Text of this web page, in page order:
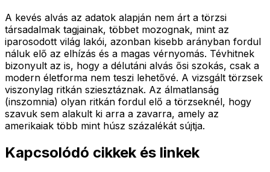
A kevés alvás az adatok alapján nem árt a törzsi
társadalmak tagjainak, többet mozognak, mint az
iparosodott világ lakói, azonban kisebb arányban fordul
náluk elő az elhízás és a magas vérnyomás. Tévhitnek
bizonyult az is, hogy a délutáni alvás ősi szokás, csak a
modern életforma nem teszi lehetővé. A vizsgált törzsek
viszonylag ritkán sziesztáznak. Az álmatlanság
(inszomnia) olyan ritkán fordul elő a törzseknél, hogy
szavuk sem alakult ki arra a zavarra, amely az
amerikaiak több mint húsz százalékát sújtja.
Kapcsolódó cikkek és linkek